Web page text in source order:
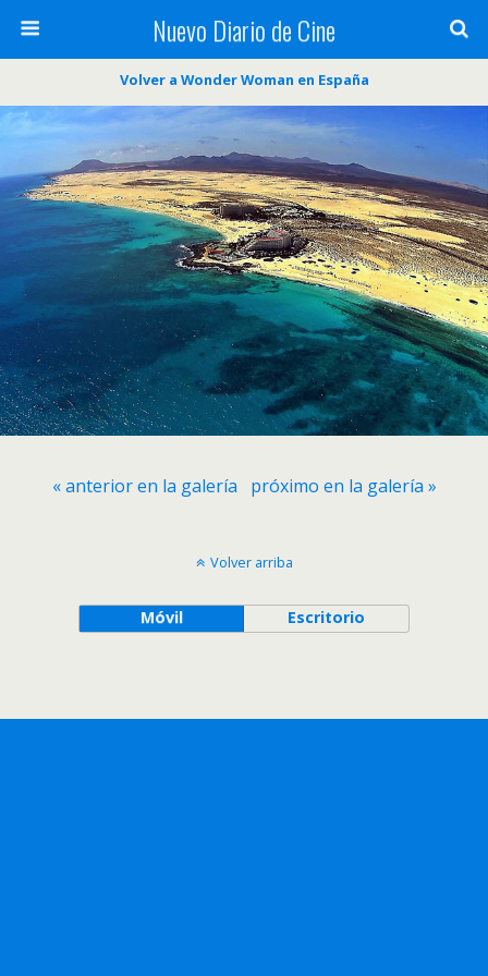
Nuevo Diario de Cine
Volver a Wonder Woman en España
« anterior en la galería próximo en la galería »
Volver arriba
Móvil Escritorio